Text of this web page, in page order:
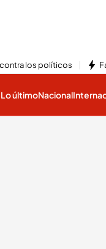
los políticos
Lo últimoNacional